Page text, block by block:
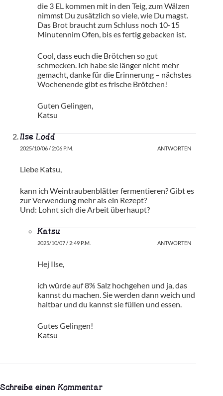
die 3 EL kommen mit in den Teig, zum Wälzen
nimmst Du zusätzlich so viele, wie Du magst.
Das Brot braucht zum Schluss noch 10-15
Minutennim Ofen, bis es fertig gebacken ist.
Cool, dass euch die Brötchen so gut
schmecken. Ich habe sie länger nicht mehr
gemacht, danke für die Erinnerung – nächstes
Wochenende gibt es frische Brötchen!
Guten Gelingen,
Katsu
Ilse Lodd
2025/10/06 / 2:06 P.M. ANTWORTEN
Liebe Katsu,
kann ich Weintraubenblätter fermentieren? Gibt es
zur Verwendung mehr als ein Rezept?
Und: Lohnt sich die Arbeit überhaupt?
Katsu
2025/10/07 / 2:49 P.M. ANTWORTEN
Hej Ilse,
ich würde auf 8% Salz hochgehen und ja, das
kannst du machen. Sie werden dann weich und
haltbar und du kannst sie füllen und essen.
Gutes Gelingen!
Katsu
Schreibe einen Kommentar